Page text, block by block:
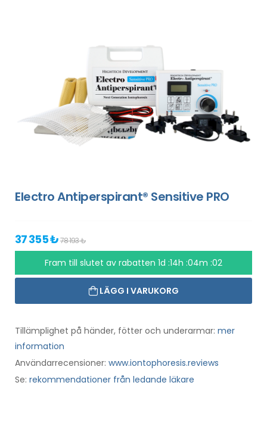
Electro Antiperspirant® Sensitive PRO
37 355 ₺78 193 ₺
Fram till slutet av rabatten1d :14h :04m :01
LÄGG I VARUKORG
Tillämplighet på händer, fötter och underarmar: mer
information
Användarrecensioner: www.iontophoresis.reviews
Se: rekommendationer från ledande läkare